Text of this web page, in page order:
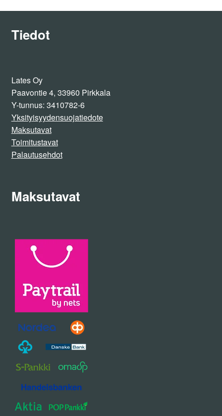
Tiedot
Lates Oy
Paavontie 4, 33960 Pirkkala
Y-tunnus: 3410782-6
Yksityisyydensuojatiedote
Maksutavat
Toimitustavat
Palautusehdot
Maksutavat